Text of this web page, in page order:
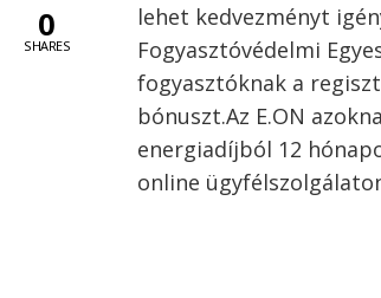
lehet kedvezményt
Fogyasztóvédelmi
fogyasztóknak a
bónuszt.Az E.ON
energiadíjból 12
online
0
SHARES